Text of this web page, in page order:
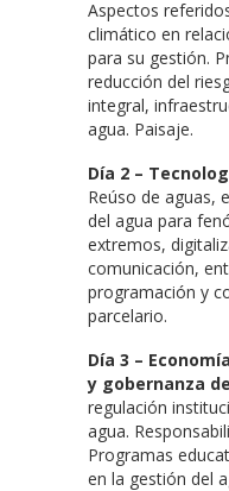
Aspectos
climático en
para su gestión.
reducción del
integral,
agua. Paisaje.
Día 2 –
Reúso de aguas,
del agua para
extremos,
comunicación,
programación y
parcelario.
Día 3 –
y gobernanza
regulación
agua.
Programas
en la gestión del